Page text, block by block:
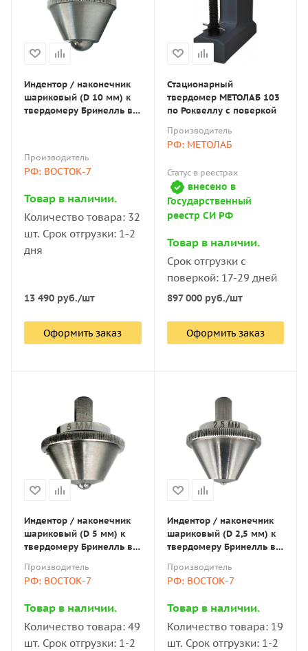
Индентор / наконечник
шариковый (D 10 мм) к
твердомеру Бринелль в
Производитель
РФ: ВОСТОК-7
Товар в наличии.
Количество товара: 32
шт. Срок отгрузки: 1-2
дня
13 490 руб./шт
Оформить заказ
Стационарный
твердомер МЕТОЛАБ 103
по Роквеллу с поверкой
Производитель
РФ: МЕТОЛАБ
Статус в реестрах
внесено в
Государственный
реестр СИ РФ
Товар в наличии.
Срок отгрузки с
поверкой: 17-29 дней
897 000руб./шт
Оформить заказ
Индентор / наконечник
шариковый (D 5 мм) к
твердомеру Бринелль в
Производитель
РФ: ВОСТОК-7
Товар в наличии.
Количество товара: 49
шт. Срок отгрузки: 1-2
Индентор / наконечник
шариковый (D 2,5 мм) к
твердомеру Бринелль в
Производитель
РФ: ВОСТОК-7
Товар в наличии.
Количество товара: 19
шт. Срок отгрузки: 1-2